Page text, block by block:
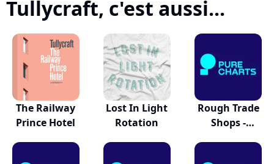
Tullycraft, c'est aussi...
The Railway
Prince Hotel
Lost In Light
Rotation
Rough Trade
Shops -